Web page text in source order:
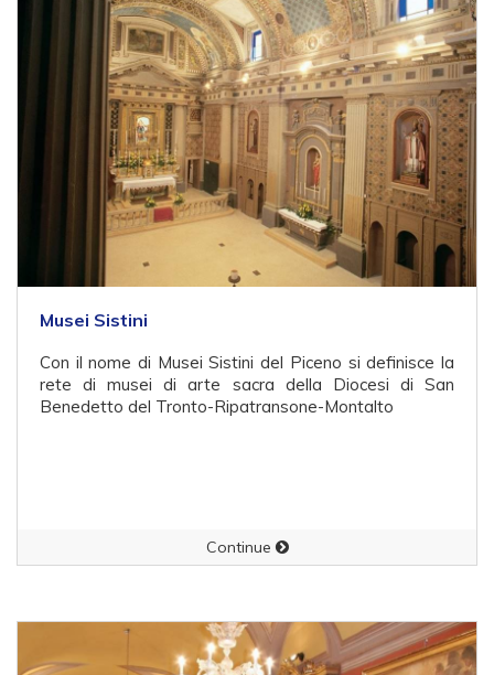
Musei Sistini
Con il nome di Musei Sistini del Piceno si definisce la
rete di musei di arte sacra della Diocesi di San
Benedetto del Tronto-Ripatransone-Montalto
Continue